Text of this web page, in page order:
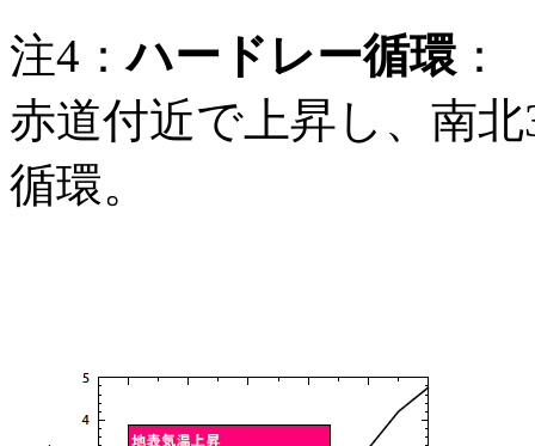
注4：ハードレー循環 ：
赤道付近で上昇し、南
循環。